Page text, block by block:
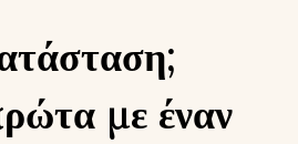
με έναν